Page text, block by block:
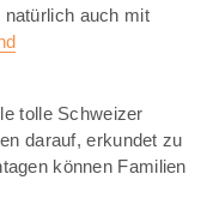
natürlich auch mit
tolle Schweizer
darauf, erkundet zu
können Familien